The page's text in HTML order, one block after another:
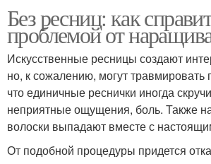
Без ресниц: как
проблемой от
Искусственные ресницы создают
но, к сожалению, могут травмировать
что единичные реснички иногда
неприятные ощущения, боль. Также
волоски выпадают вместе с
От подобной процедуры придется